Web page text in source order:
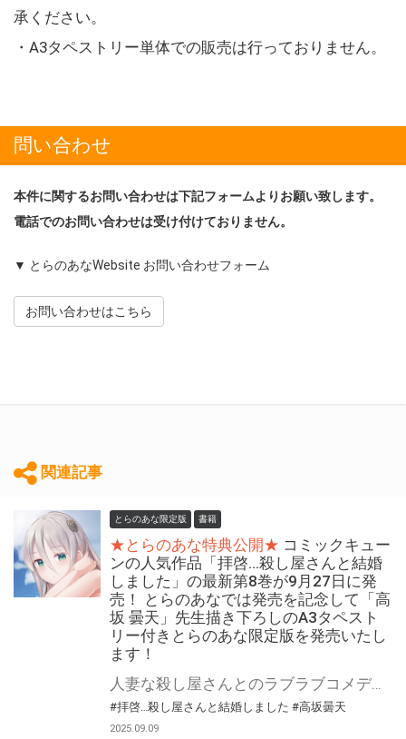
承ください。
・A3タペストリー単体での販売は行っておりません。
問い合わせ
本件に関するお問い合わせは下記フォームよりお願い致します。
電話でのお問い合わせは受け付けておりません。
▼ とらのあなWebsite お問い合わせフォーム
お問い合わせはこちら
関連記事
とらのあな限定版 書籍
★とらのあな特典公開★ コミックキュー
ンの人気作品「拝啓…殺し屋さんと結婚
しました」の最新第8巻が9月27日に発
売！ とらのあなでは発売を記念して「高
坂 曇天」先生描き下ろしのA3タペスト
リー付きとらのあな限定版を発売いたし
ます！
人妻な殺し屋さんとのラブラブコメディ! 『拝啓…殺し屋さんと結婚しました』の最新第8巻が9月27日(土)に発売！ とらのあなでは発売を記念して「A3タペストリー付き」とらのあな限定版を発売いたします。 イラストは「高坂 曇天」先生の描き下ろしです！ とらのあな限定版の数は限られていますので是非お早めにお求めください！
#拝啓…殺し屋さんと結婚しました #高坂曇天
2025.09.09